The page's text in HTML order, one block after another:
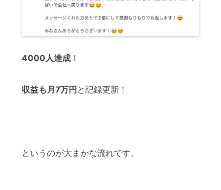
4000人達成 ！
収益も月7万円 と記録更新！
というのが大まかな流れです。